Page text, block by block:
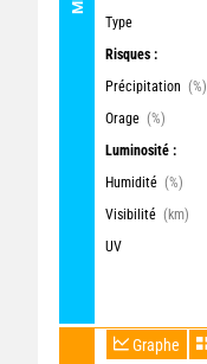
Type
Risques :
Précipitation (%)
Orage (%)
Luminosité :
Humidité (%)
Visibilité (km)
UV
Graphe